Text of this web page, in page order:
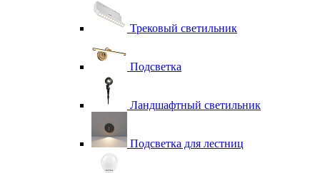
Трековый светильник
Подсветка
Ландшафтный светильник
Подсветка для лестниц